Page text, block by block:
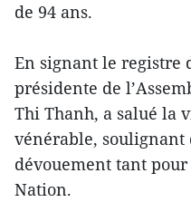
de 94 ans.
En signant le registre
présidente de
Thi Thanh, a salué la
vénérable, soulignant
dévouement tant
Nation.